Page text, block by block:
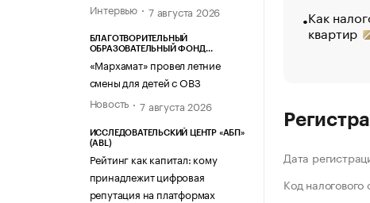
Интервью
7 августа 2026
БЛАГОТВОРИТЕЛЬНЫЙ
ОБРАЗОВАТЕЛЬНЫЙ ФОНД
«Мархамат» провел летние
смены для детей с ОВЗ
Новость
7 августа 2026
ИССЛЕДОВАТЕЛЬСКИЙ ЦЕНТР «АБП»
(ABL)
Рейтинг как капитал: кому
принадлежит цифровая
репутация на платформах
Как
квартир
Дата
Код налогового